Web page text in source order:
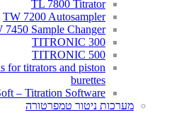
TL 7800 Titrator
TW 7200 Autosampler
7450 Sample Changer
TITRONIC 300
TITRONIC 500
for titrators and piston
burettes
– Titration Software
מערכות ניטור טמפרטורה